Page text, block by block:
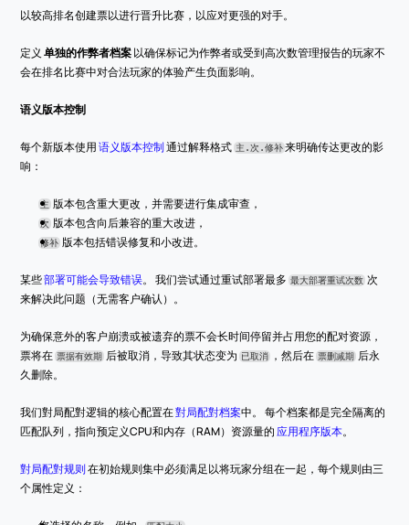
以较高排名创建票以进行晋升比赛，以应对更强的对手。
定义 单独的作弊者档案 以确保标记为作弊者或受到高次数管理报告的玩家不
会在排名比赛中对合法玩家的体验产生负面影响。
语义版本控制
每个新版本使用 语义版本控制 通过解释格式 主.次.修补 来明确传达更改的影
响：
主 版本包含重大更改，并需要进行集成审查，
次 版本包含向后兼容的重大改进，
修补 版本包括错误修复和小改进。
某些 部署可能会导致错误。 我们尝试通过重试部署最多 最大部署重试次数 次
来解决此问题（无需客户确认）。
为确保意外的客户崩溃或被遗弃的票不会长时间停留并占用您的配对资源，
票将在 票据有效期 后被取消，导致其状态变为 已取消 ，然后在 票删减期 后永
久删除。
我们對局配對逻辑的核心配置在 對局配對档案中。 每个档案都是完全隔离的
匹配队列，指向预定义CPU和内存（RAM）资源量的 应用程序版本。
對局配對规则 在初始规则集中必须满足以将玩家分组在一起，每个规则由三
个属性定义：